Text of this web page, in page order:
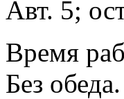
Авт. 5;
Время
Без обеда.